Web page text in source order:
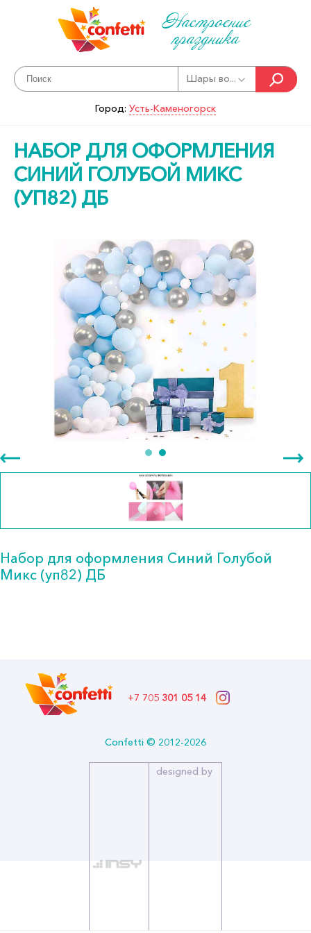
Настроение
праздника
Шары во...
Город: Усть-Каменогорск
НАБОР ДЛЯ ОФОРМЛЕНИЯ
СИНИЙ ГОЛУБОЙ МИКС
(УП82) ДБ
Набор для оформления Синий Голубой
Микс (уп82) ДБ
Формат: *Шар воздушный
Описание:
Цена за упаковку
Воздушные шары из натурального латекса, идеально подходят
для детских игр и забав.
+7 705 301 05 14
Confetti © 2012-2026
designed by